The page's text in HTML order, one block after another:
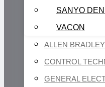
SANYO
VACON
ALLEN BRADLEY
CONTROL
GENERAL